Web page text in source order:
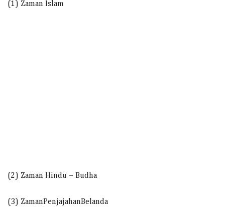
(1) Zaman Islam
(2) Zaman Hindu – Budha
(3) ZamanPenjajahanBelanda